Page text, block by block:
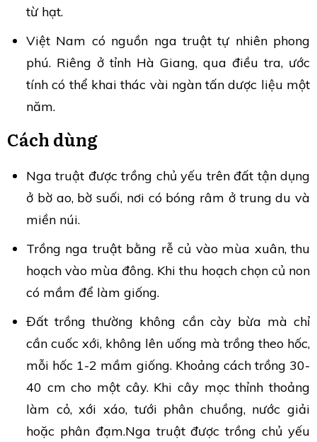
từ hạt.
Việt Nam có nguồn nga truật tự nhiên phong
phú. Riêng ở tỉnh Hà Giang, qua điều tra, ước
tính có thể khai thác vài ngàn tấn dược liệu một
năm.
Cách dùng
Nga truật được trồng chủ yếu trên đất tận dụng
ở bờ ao, bờ suối, nơi có bóng râm ở trung du và
miền núi.
Trồng nga truật bằng rễ củ vào mùa xuân, thu
hoạch vào mùa đông. Khi thu hoạch chọn củ non
có mầm để làm giống.
Đất trồng thường không cần cày bừa mà chỉ
cần cuốc xới, không lên uống mà trồng theo hốc,
mỗi hốc 1-2 mầm giống. Khoảng cách trồng 30-
40 cm cho một cây. Khi cây mọc thỉnh thoảng
làm cỏ, xới xáo, tưới phân chuồng, nước giải
hoặc phân đạm.Nga truật được trồng chủ yếu